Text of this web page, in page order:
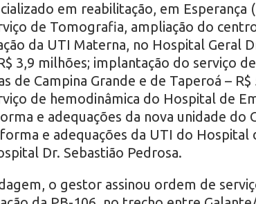
em reabilitação, em Esperança
de Tomografia, ampliação do
da UTI Materna, no Hospital Geral
3,9 milhões; implantação do serviço
de Campina Grande e de Taperoá – R$
de hemodinâmica do Hospital de
e adequações da nova unidade do
e adequações da UTI do Hospital
Dr. Sebastião Pedrosa.
o gestor assinou ordem de